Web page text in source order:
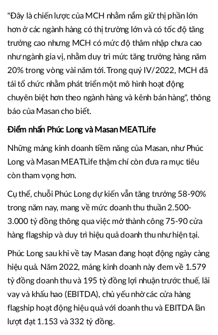
"Đây là chiến lược của MCH nhằm nắm giữ thị phần lớn
hơn ở các ngành hàng có thị trường lớn và có tốc độ tăng
trưởng cao nhưng MCH có mức độ thâm nhập chưa cao
như ngành gia vị, nhằm duy trì mức tăng trưởng hàng năm
20% trong vòng vài năm tới. Trong quý IV/2022, MCH đã
tái tổ chức nhằm phát triển một mô hình hoạt động
chuyên biệt hơn theo ngành hàng và kênh bán hàng", thông
báo của Masan cho biết.
Điểm nhấn Phúc Long và Masan MEATLife
Những mảng kinh doanh tiềm năng của Masan, như Phúc
Long và Masan MEATLife thậm chí còn đưa ra mục tiêu
còn tham vọng hơn.
Cụ thể, chuỗi Phúc Long dự kiến vẫn tăng trưởng 58-90%
trong năm nay, mang về mức doanh thu thuần 2.500-
3.000 tỷ đồng thông qua việc mở thành công 75-90 cửa
hàng flagship và duy trì hiệu quả doanh thu như hiện tại.
Phúc Long sau khi về tay Masan đang hoạt động ngày càng
hiệu quả. Năm 2022, mảng kinh doanh này đem về 1.579
tỷ đồng doanh thu và 195 tỷ đồng lợi nhuận trước thuế, lãi
vay và khấu hao (EBITDA), chủ yếu nhờ các cửa hàng
flagship hoạt động hiệu quả với doanh thu và EBITDA lần
lượt đạt 1.153 và 332 tỷ đồng.